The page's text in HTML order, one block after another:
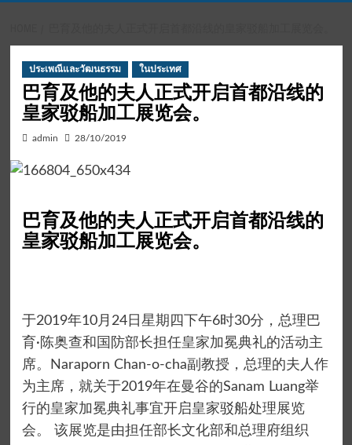
ประเพณีและวัฒนธรรม ในประเทศ
巴育及他的夫人正式开启首都沿线的
皇家驳船加工展览会。
admin 28/10/2019
巴育及他的夫人正式开启首都沿线的
皇家驳船加工展览会。
于2019年10月24日星期四下午6时30分，总理巴
育·陈奥查和国防部长担任皇家加冕典礼的活动主
席。Naraporn Chan-o-cha副教授，总理的夫人作
为主席，就关于2019年在曼谷的Sanam Luang举
行的皇家加冕典礼事宜开启皇家驳船处理展览
会。 该展览是由担任部长文化部和总理府组织